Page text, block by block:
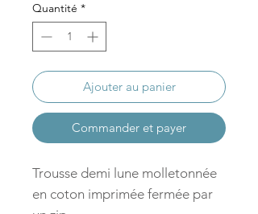
Quantité *
Ajouter au panier
Commander et payer
Trousse demi lune molletonnée
en coton imprimée fermée par